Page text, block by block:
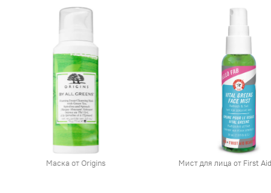
Мист для лица от First Aid Beauty Маска от Dermal